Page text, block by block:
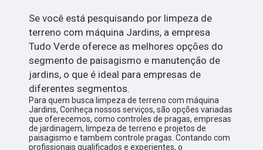
Se você está pesquisando por limpeza de
terreno com máquina Jardins, a empresa
Tudo Verde oferece as melhores opções do
segmento de paisagismo e manutenção de
jardins, o que é ideal para empresas de
diferentes segmentos.
Para quem busca limpeza de terreno com máquina
Jardins, Conheça nossos serviços, são opções variadas
que oferecemos, como controles de pragas, empresas
de jardinagem, limpeza de terreno e projetos de
paisagismo e tambem controle pragas. Contando com
profissionais qualificados e experientes, o